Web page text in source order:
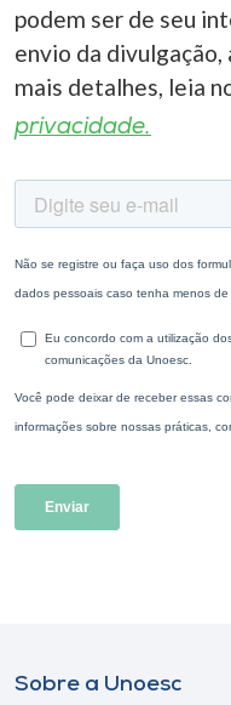
podem ser de seu
envio da
mais detalhes, leia
privacidade.
Sobre a Unoesc